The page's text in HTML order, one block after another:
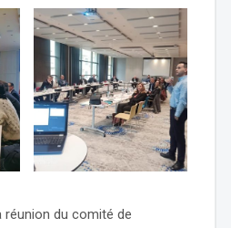
réunion du comité de